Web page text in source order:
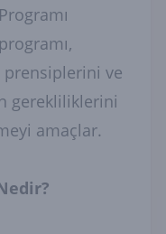
prensiplerini ve
gerekliliklerini
amaçlar.